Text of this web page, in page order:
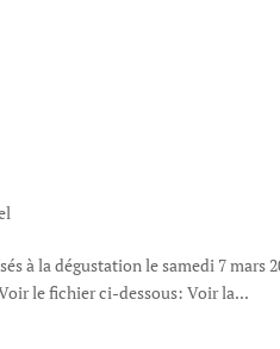
à la dégustation le samedi 7 mars
le fichier ci-dessous: Voir la...